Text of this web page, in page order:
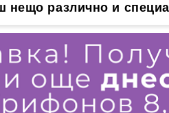
нещо различно и